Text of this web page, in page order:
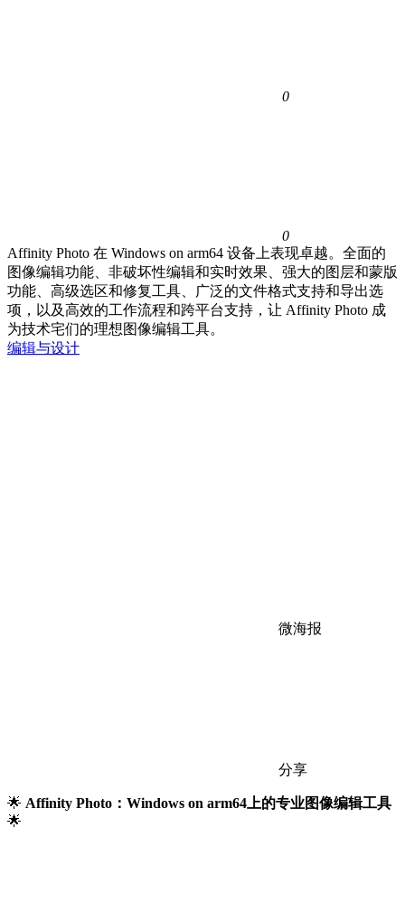
0
0
Affinity Photo 在 Windows on arm64 设备上表现卓越。全面的
图像编辑功能、非破坏性编辑和实时效果、强大的图层和蒙版
功能、高级选区和修复工具、广泛的文件格式支持和导出选
项，以及高效的工作流程和跨平台支持，让 Affinity Photo 成
为技术宅们的理想图像编辑工具。
编辑与设计
微海报
分享
🌟 Affinity Photo：Windows on arm64上的专业图像编辑工具
🌟